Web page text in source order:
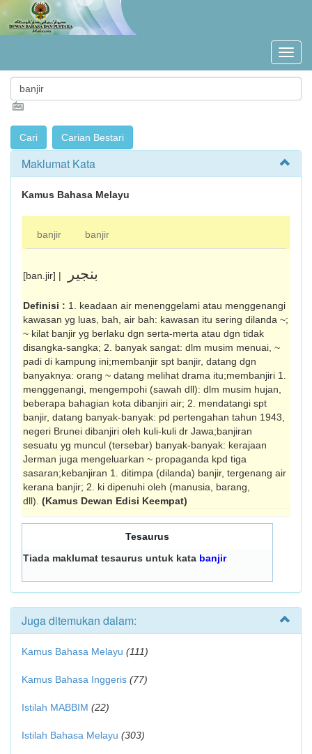
Maklumat Kata
Kamus Bahasa Melayu
banjir banjir
[ban.jir] | بنجير
Definisi : 1. keadaan air menenggelami atau menggenangi
kawasan yg luas, bah, air bah: kawasan itu sering dilanda ~;
~ kilat banjir yg berlaku dgn serta-merta atau dgn tidak
disangka-sangka; 2. banyak sangat: dlm musim menuai, ~
padi di kampung ini;membanjir spt banjir, datang dgn
banyaknya: orang ~ datang melihat drama itu;membanjiri 1.
menggenangi, mengempohi (sawah dll): dlm musim hujan,
beberapa bahagian kota dibanjiri air; 2. mendatangi spt
banjir, datang banyak-banyak: pd pertengahan tahun 1943,
negeri Brunei dibanjiri oleh kuli-kuli dr Jawa;banjiran
sesuatu yg muncul (tersebar) banyak-banyak: kerajaan
Jerman juga mengeluarkan ~ propaganda kpd tiga
sasaran;kebanjiran 1. ditimpa (dilanda) banjir, tergenang air
kerana banjir; 2. ki dipenuhi oleh (manusia, barang,
dll). (Kamus Dewan Edisi Keempat)
Tesaurus
Tiada maklumat tesaurus untuk kata banjir
Juga ditemukan dalam:
Kamus Bahasa Melayu (111)
Kamus Bahasa Inggeris (77)
Istilah MABBIM (22)
Istilah Bahasa Melayu (303)